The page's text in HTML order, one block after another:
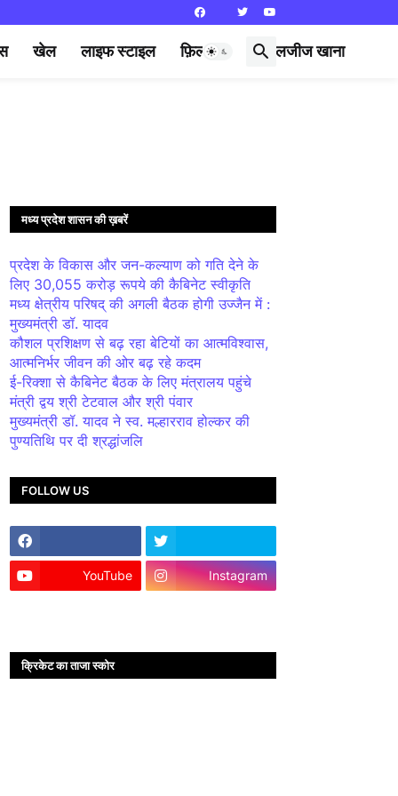
खेल लाइफ स्टाइल फ़िल्मी दुनिया लजीज खाना
मध्य प्रदेश शासन की ख़बरें
प्रदेश के विकास और जन-कल्याण को गति देने के
लिए 30,055 करोड़ रूपये की कैबिनेट स्वीकृति
मध्य क्षेत्रीय परिषद् की अगली बैठक होगी उज्जैन में :
मुख्यमंत्री डॉ. यादव
कौशल प्रशिक्षण से बढ़ रहा बेटियों का आत्मविश्वास,
आत्मनिर्भर जीवन की ओर बढ़ रहे कदम
ई-रिक्शा से कैबिनेट बैठक के लिए मंत्रालय पहुंचे
मंत्री द्वय श्री टेटवाल और श्री पंवार
मुख्यमंत्री डॉ. यादव ने स्व. मल्हारराव होल्कर की
पुण्यतिथि पर दी श्रद्धांजलि
FOLLOW US
YouTube Instagram
क्रिकेट का ताजा स्कोर